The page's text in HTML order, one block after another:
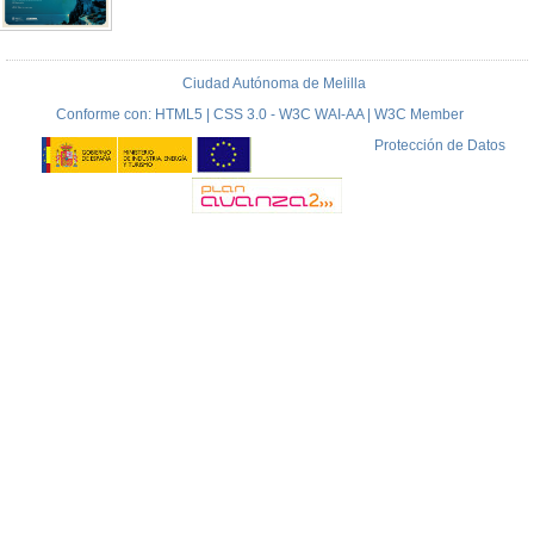
Ciudad Autónoma de Melilla
Conforme con: HTML5 | CSS 3.0 - W3C WAI-AA | W3C Member
Protección de Datos